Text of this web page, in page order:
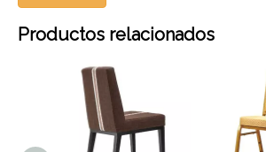
Productos relacionados